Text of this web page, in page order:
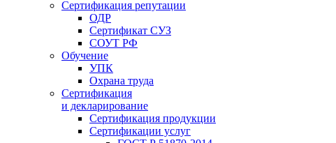
Сертификация репутации
ОДР
Сертификат СУЗ
СОУТ РФ
Обучение
УПК
Охрана труда
Сертификация
и декларирование
Сертификация продукции
Сертификации услуг